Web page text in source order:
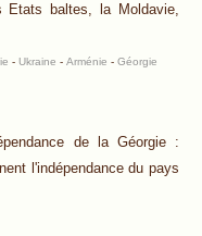
Etats baltes, la Moldavie,
- Ukraine - Arménie - Géorgie
de la Géorgie :
l'indépendance du pays